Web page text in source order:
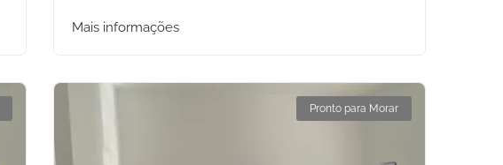
Mais informações
Pronto para Morar